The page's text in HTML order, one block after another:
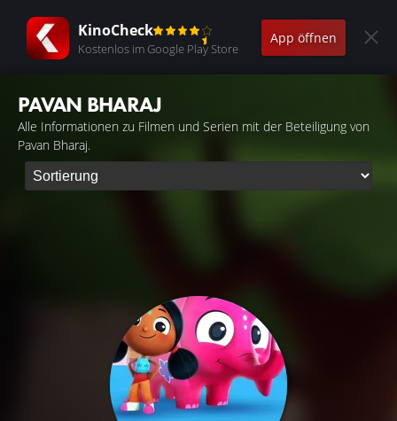
KinoCheck
Kostenlos im Google Play Store
App öffnen
PAVAN BHARAJ
Alle Informationen zu Filmen und Serien mit der Beteiligung von
Pavan Bharaj.